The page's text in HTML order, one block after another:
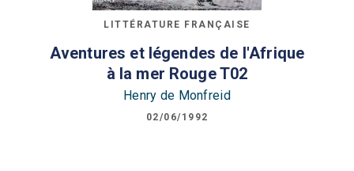
LITTÉRATURE FRANÇAISE
Aventures et légendes de l'Afrique
à la mer Rouge T02
Henry de Monfreid
02/06/1992